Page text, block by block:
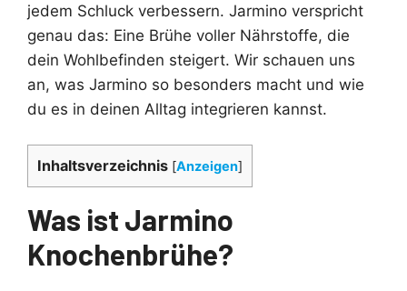
jedem Schluck verbessern. Jarmino verspricht
genau das: Eine Brühe voller Nährstoffe, die
dein Wohlbefinden steigert. Wir schauen uns
an, was Jarmino so besonders macht und wie
du es in deinen Alltag integrieren kannst.
Inhaltsverzeichnis [Anzeigen]
Was ist Jarmino
Knochenbrühe?